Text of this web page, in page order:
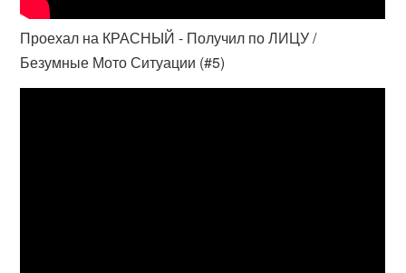
Проехал на КРАСНЫЙ - Получил по ЛИЦУ /
Безумные Мото Ситуации (#5)